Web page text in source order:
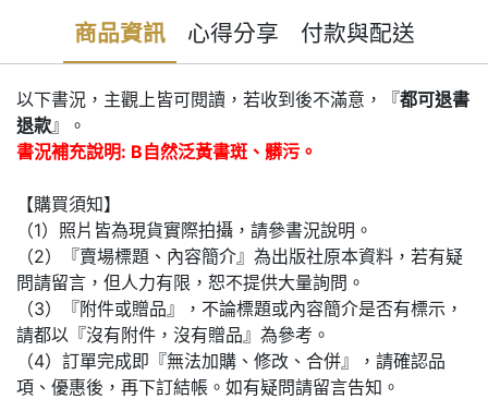
商品資訊 心得分享 付款與配送
以下書況，主觀上皆可閱讀，若收到後不滿意，『都可退書
退款』。
書況補充說明: B自然泛黃書斑、髒污。
【購買須知】
（1）照片皆為現貨實際拍攝，請參書況說明。
（2）『賣場標題、內容簡介』為出版社原本資料，若有疑
問請留言，但人力有限，恕不提供大量詢問。
（3）『附件或贈品』，不論標題或內容簡介是否有標示，
請都以『沒有附件，沒有贈品』為參考。
（4）訂單完成即『無法加購、修改、合併』，請確認品
項、優惠後，再下訂結帳。如有疑問請留言告知。